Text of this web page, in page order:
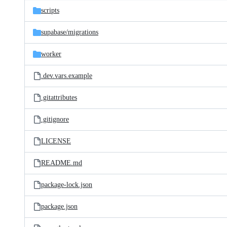
scripts
supabase/migrations
worker
.dev.vars.example
.gitattributes
.gitignore
LICENSE
README.md
package-lock.json
package.json